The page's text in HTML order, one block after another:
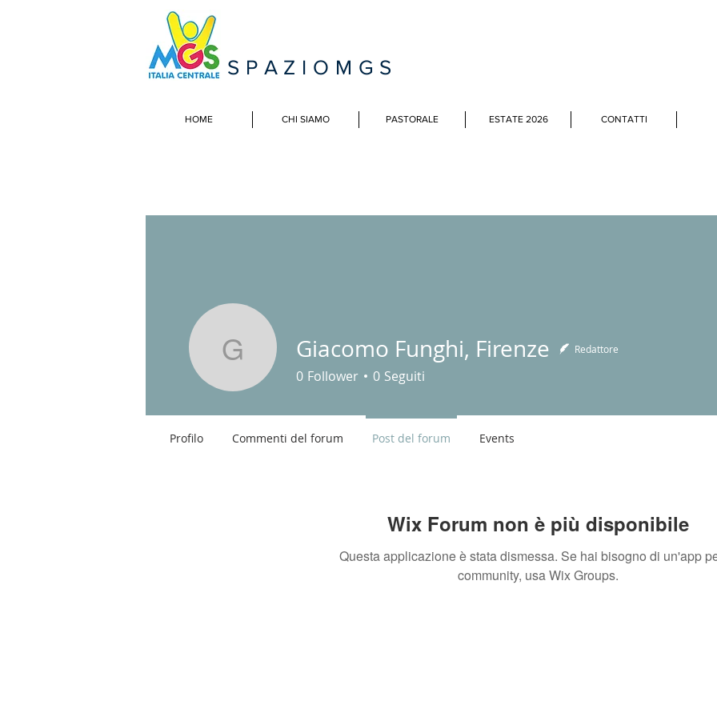
SPAZIOMGS
HOME CHI SIAMO PASTORALE ESTATE 2026 CONTATTI
Wix Forum non è più disponibile
Questa applicazione è stata dismessa. Se hai bisogno di un'app
community, usa Wix Groups.
Giacomo Funghi, Firenze
Giacomo Funghi, Firenze Redattore
0 Follower 0 Seguiti
Profilo Commenti del forum Post del forum Events